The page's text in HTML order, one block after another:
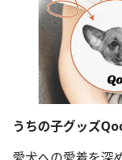
うちの子グッズ